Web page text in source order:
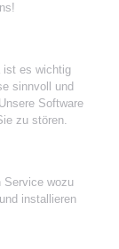
ist es wichtig
sinnvoll und
Software
zu stören.
Service wozu
installieren